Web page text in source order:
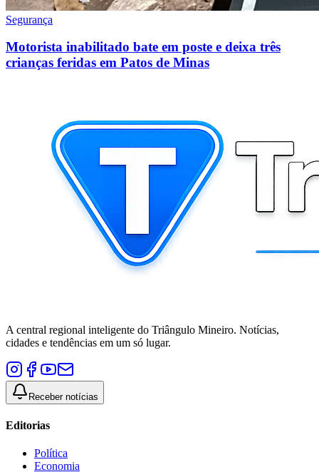
Segurança
Motorista inabilitado bate em poste e deixa três
crianças feridas em Patos de Minas
A central regional inteligente do Triângulo Mineiro. Notícias,
cidades e tendências em um só lugar.
Receber notícias
Editorias
Política
Economia